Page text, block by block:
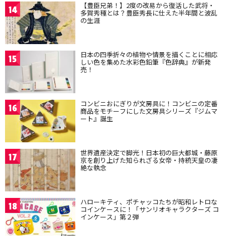
14 【豊臣兄弟！】2度の改易から復活した武将・
多賀秀種とは？豊臣秀長に仕えた半年間と波乱
の生涯
15 日本の四季折々の植物や情景を描くことに相応
しい色を集めた水彩色鉛筆『色辞典』が新発
売！
16 コンビニおにぎりが文房具に！コンビニの定番
商品をモチーフにした文房具シリーズ『ジムマ
ート』誕生
17 世界遺産決定で脚光！日本初の巨大都城・藤原
京を創り上げた知られざる女帝・持統天皇の凄
絶な執念
18 ハローキティ、ポチャッコたちが昭和レトロな
コインケースに！「サンリオキャラクターズ コ
インケース」第２弾